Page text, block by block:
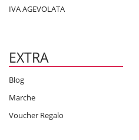
IVA AGEVOLATA
EXTRA
Blog
Marche
Voucher Regalo